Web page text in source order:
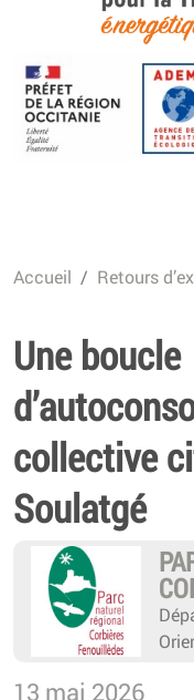
TOTEn
Accueil Retours
Une boucle
collective
Soulatgé
13 mai 2026